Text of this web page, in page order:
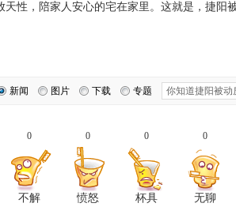
天性，陪家人安心的宅在家里。这就是，捷阳
新闻 图片 下载 专题
0
不解
0
愤怒
0
杯具
0
无聊